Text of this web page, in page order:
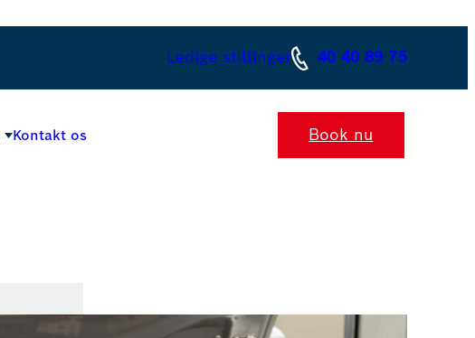
Ledige stillinger 40 40 89 75
Kontakt os Book nu